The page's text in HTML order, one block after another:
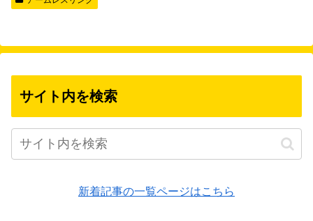
サイト内を検索
新着記事の一覧ページはこちら